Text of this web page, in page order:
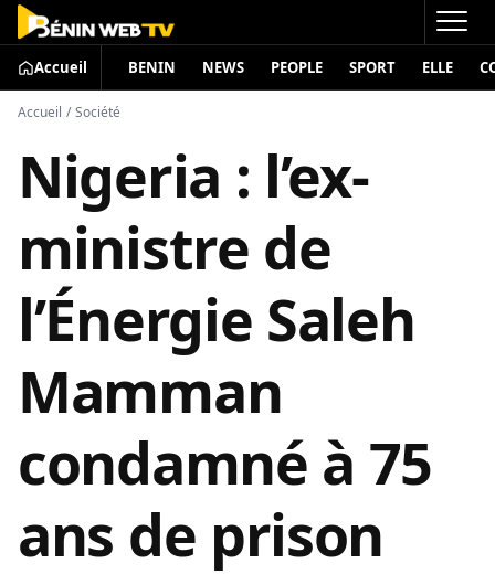
Accueil BENIN NEWS PEOPLE SPORT ELLE
Accueil / Société
Nigeria : l’ex-
ministre de
l’Énergie Saleh
Mamman
condamné à 75
ans de prison